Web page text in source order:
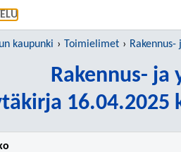
kaupunki Toimielimet
Rakennus-
16.04.2025